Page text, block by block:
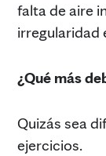
falta de aire
irregularidad
¿Qué más
Quizás sea
ejercicios.